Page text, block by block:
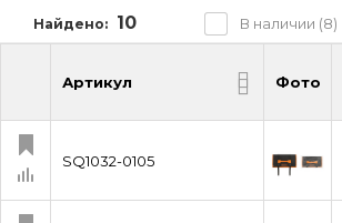
Найдено: 10 В наличии (8)
Артикул Фото
Артикул
Фото
SQ1032-0105